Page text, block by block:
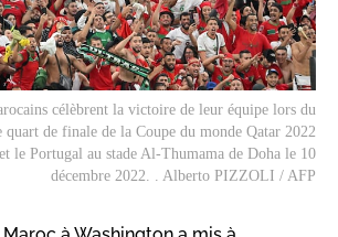
célèbrent la victoire de leur équipe lors du
de finale de la Coupe du monde Qatar 2022
le Portugal au stade Al-Thumama de Doha le 10
décembre 2022. . Alberto PIZZOLI / AFP